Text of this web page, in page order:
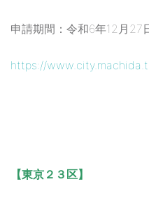
申請期間：令和6年12月27
https://
【東京２３区】